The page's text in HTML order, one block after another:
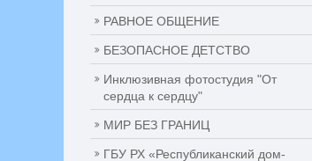
РАВНОЕ ОБЩЕНИЕ
БЕЗОПАСНОЕ ДЕТСТВО
Инклюзивная фотостудия "От
сердца к сердцу"
МИР БЕЗ ГРАНИЦ
ГБУ РХ «Республиканский дом-